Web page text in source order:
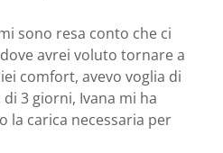
sono resa conto che ci
avrei voluto tornare a
comfort, avevo voglia di
3 giorni, Ivana mi ha
la carica necessaria per